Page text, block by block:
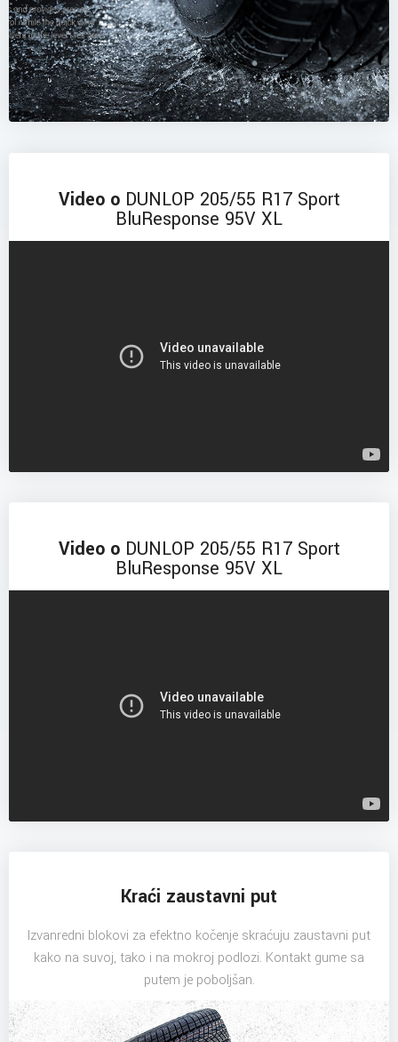
Video o DUNLOP 205/55 R17 Sport
BluResponse 95V XL
Video o DUNLOP 205/55 R17 Sport
BluResponse 95V XL
Kraći zaustavni put
Izvanredni blokovi za efektno kočenje skraćuju zaustavni put
kako na suvoj, tako i na mokroj podlozi. Kontakt gume sa
putem je poboljšan.